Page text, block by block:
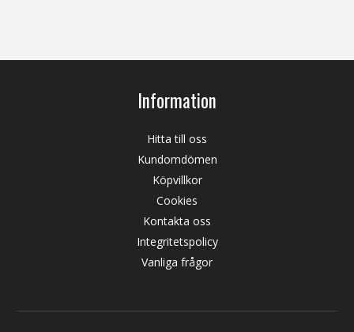
Information
Hitta till oss
Kundomdömen
Köpvillkor
Cookies
Kontakta oss
Integritetspolicy
Vanliga frågor